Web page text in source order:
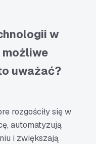
w
możliwe
uważać?
rozgościły się w
automatyzują
i zwiększają